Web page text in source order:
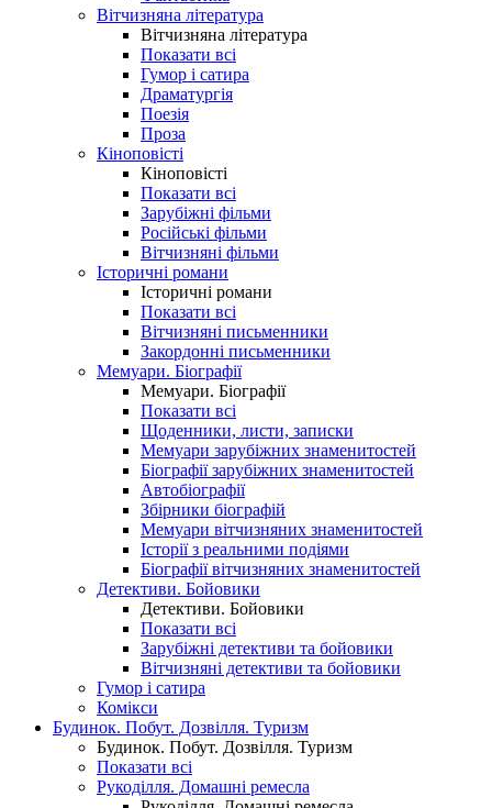
Вітчизняна література
Вітчизняна література
Показати всі
Гумор і сатира
Драматургія
Поезія
Проза
Кіноповісті
Кіноповісті
Показати всі
Зарубіжні фільми
Російські фільми
Вітчизняні фільми
Історичні романи
Історичні романи
Показати всі
Вітчизняні письменники
Закордонні письменники
Мемуари. Біографії
Мемуари. Біографії
Показати всі
Щоденники, листи, записки
Мемуари зарубіжних знаменитостей
Біографії зарубіжних знаменитостей
Автобіографії
Збірники біографій
Мемуари вітчизняних знаменитостей
Історії з реальними подіями
Біографії вітчизняних знаменитостей
Детективи. Бойовики
Детективи. Бойовики
Показати всі
Зарубіжні детективи та бойовики
Вітчизняні детективи та бойовики
Гумор і сатира
Комікси
Будинок. Побут. Дозвілля. Туризм
Будинок. Побут. Дозвілля. Туризм
Показати всі
Рукоділля. Домашні ремесла